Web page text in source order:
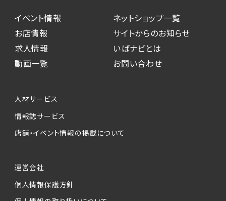
イベント情報
お店情報
求人情報
動画一覧
ネットショップ一覧
サイトからのお知らせ
いばナビとは
お問い合わせ
人材サービス
情報誌サービス
店舗・イベント情報の掲載について
運営会社
個人情報保護方針